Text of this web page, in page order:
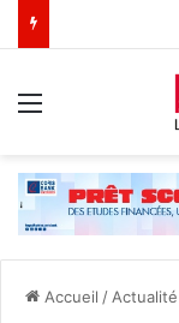
Accueil / Actualité